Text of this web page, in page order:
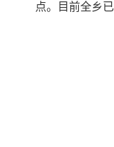
点。目前全乡